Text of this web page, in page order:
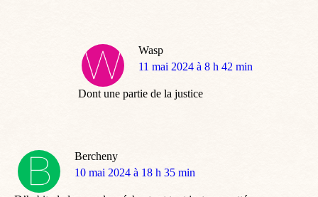
Wasp
dit
11 mai 2024 à 8 h 42 min
Dont une partie de la justice
Bercheny
dit
10 mai 2024 à 18 h 35 min